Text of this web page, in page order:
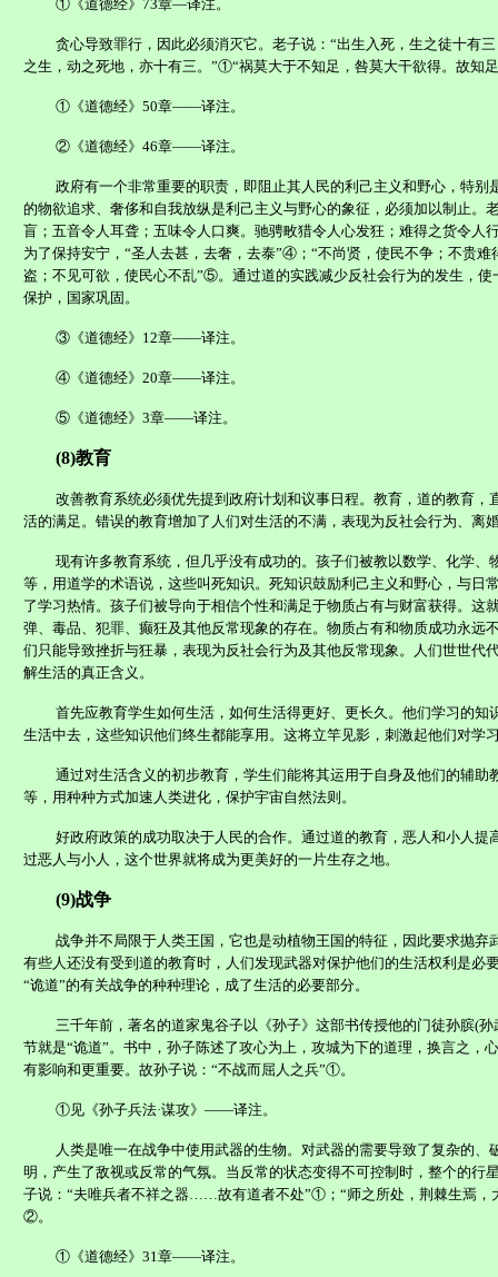
①《道德经》 73章—译注。
贪心导致罪行，因此必须消灭它。老子说：“出生入死，生之徒十有
之生，动之死地，亦十有三。”①“祸莫大于不知足，咎莫大干欲得。故知
①《道德经》 50章——译注。
②《道德经》 46章——译注。
政府有一个非常重要的职责，即阻止其人民的利己主义和野心，特别
的物欲追求、奢侈和自我放纵是利己主义与野心的象征，必须加以制止。
盲；五音令人耳聋；五味令人口爽。驰骋畋猎令人心发狂；难得之货令人
为了保持安宁，“圣人去甚，去奢，去泰”④ ；“不尚贤，使民不争；不贵
盗；不见可欲，使民心不乱”⑤。通过道的实践减少反社会行为的发生，使
保护，国家巩固。
③《道德经》 12章——译注。
④《道德经》 20章——译注。
⑤ 《道德经》 3章——译注。
(8)教育
改善教育系统必须优先提到政府计划和议事日程。教育，道的教育，
活的满足。错误的教育增加了人们对生活的不满，表现为反社会行为、离
现有许多教育系统，但几乎没有成功的。孩子们被教以数学、化学、
等，用道学的术语说，这些叫死知识。死知识鼓励利己主义和野心，与日
了学习热情。孩子们被导向于相信个性和满足于物质占有与财富获得。这
弹、毒品、犯罪、癫狂及其他反常现象的存在。物质占有和物质成功永远
们只能导致挫折与狂暴，表现为反社会行为及其他反常现象。人们世世代
解生活的真正含义。
首先应教育学生如何生活，如何生活得更好、更长久。他们学习的知
生活中去，这些知识他们终生都能享用。这将立竿见影，刺激起他们对学
通过对生活含义的初步教育，学生们能将其运用于自身及他们的辅助
等，用种种方式加速人类进化，保护宇宙自然法则。
好政府政策的成功取决于人民的合作。通过道的教育，恶人和小人提
过恶人与小人，这个世界就将成为更美好的一片生存之地。
(9)战争
战争并不局限于人类王国，它也是动植物王国的特征，因此要求抛弃
有些人还没有受到道的教育时，人们发现武器对保护他们的生活权利是必
“诡道”的有关战争的种种理论，成了生活的必要部分。
三千年前，著名的道家 鬼谷子以《孙子》这部书传授他的门徒孙膑(孙
节就是“诡道”。书中，孙子陈述了攻心为上，攻城为下的道理，换言之，
有影响和更重要。故孙子说：“不战而屈人之兵”①。
①见《孙子兵法·谋攻》——译注。
人类是唯一在战争中使用武器的生物。对武器的需要导致了复杂的、
明，产生了敌视或反常的气氛。当反常的状态变得不可控制时，整个的行
子说：“夫唯兵者不祥之器……故有道者不处”①；“师之所处，荆棘生焉，
②。
①《道德经》 31 章——译注。